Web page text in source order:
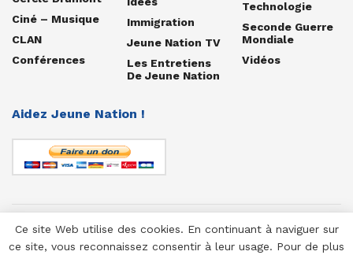
Ciné – Musique
CLAN
Conférences
Immigration
Jeune Nation TV
Les Entretiens
De Jeune Nation
Technologie
Seconde Guerre
Mondiale
Vidéos
Aidez Jeune Nation !
© 1958-2025 Jeune Nation
Ce site Web utilise des cookies. En continuant à naviguer sur
ce site, vous reconnaissez consentir à leur usage. Pour de plus